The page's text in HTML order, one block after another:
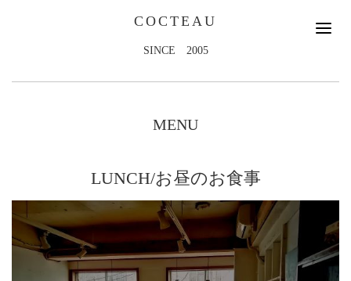
COCTEAU
SINCE 2005
MENU
LUNCH/お昼のお食事